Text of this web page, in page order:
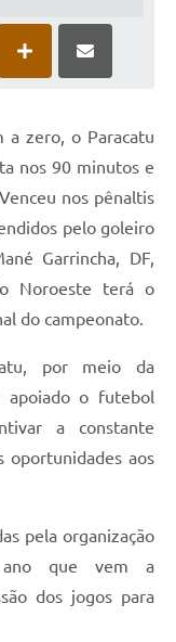
zero, o Paracatu
nos 90 minutos e
nos pênaltis
pelo goleiro
Garrincha, DF,
Noroeste terá o
do campeonato.
por meio da
apoiado o futebol
a constante
oportunidades aos
pela organização
ano que vem a
dos jogos para